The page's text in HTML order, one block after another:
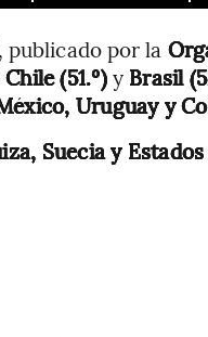
publicado por la
Chile (51.º)y Brasil
Uruguay y
Suecia y